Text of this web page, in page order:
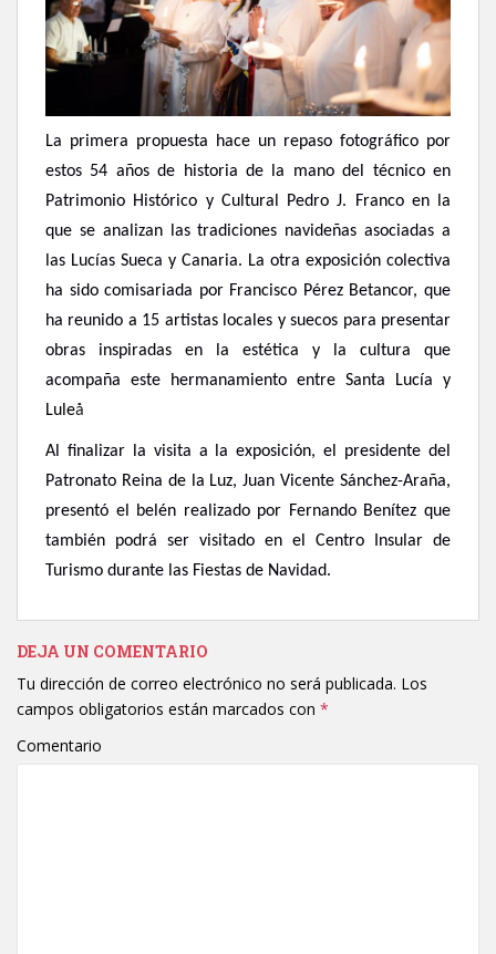
La primera propuesta hace un repaso fotográfico por
estos 54 años de historia de la mano del técnico en
Patrimonio Histórico y Cultural Pedro J. Franco en la
que se analizan las tradiciones navideñas asociadas a
las Lucías Sueca y Canaria. La otra exposición colectiva
ha sido comisariada por Francisco Pérez Betancor, que
ha reunido a 15 artistas locales y suecos para presentar
obras inspiradas en la estética y la cultura que
acompaña este hermanamiento entre Santa Lucía y
Luleå
Al finalizar la visita a la exposición, el presidente del
Patronato Reina de la Luz, Juan Vicente Sánchez-Araña,
presentó el belén realizado por Fernando Benítez que
también podrá ser visitado en el Centro Insular de
Turismo durante las Fiestas de Navidad.
DEJA UN COMENTARIO
Tu dirección de correo electrónico no será publicada. Los
campos obligatorios están marcados con *
Comentario